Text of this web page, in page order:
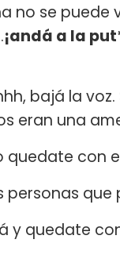
no se puede
¡andá a la
bajá la
eran una
quedate con
personas que
y quedate